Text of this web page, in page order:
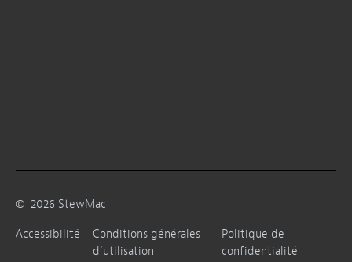
© 2026 StewMac
Accessibilité
Conditions générales
d’utilisation
Politique de
confidentialité